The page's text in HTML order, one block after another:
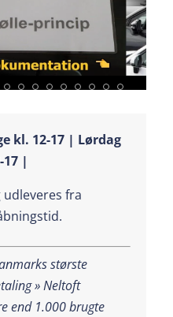
kl. 12-17 | Lørdag
|
fra
største
» Neltoft
end 1.000 brugte